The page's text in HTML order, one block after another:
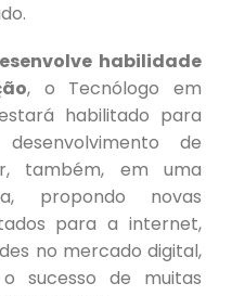
habilidade
, o Tecnólogo em
habilitado para
de
também, em uma
propondo novas
para a internet,
no mercado digital,
sucesso de muitas